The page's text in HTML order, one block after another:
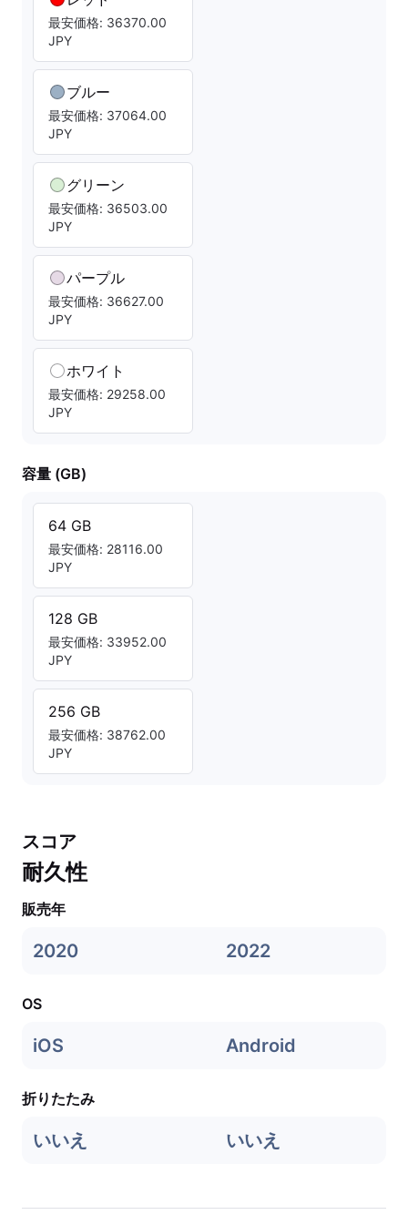
最安価格: 36370.00
JPY
ブルー
最安価格: 37064.00
JPY
グリーン
最安価格: 36503.00
JPY
パープル
最安価格: 36627.00
JPY
ホワイト
最安価格: 29258.00
JPY
容量 (GB)
64 GB
最安価格: 28116.00
JPY
128 GB
最安価格: 33952.00
JPY
256 GB
最安価格: 38762.00
JPY
スコア
耐久性
販売年
2020 2022
OS
iOS Android
折りたたみ
いいえ いいえ